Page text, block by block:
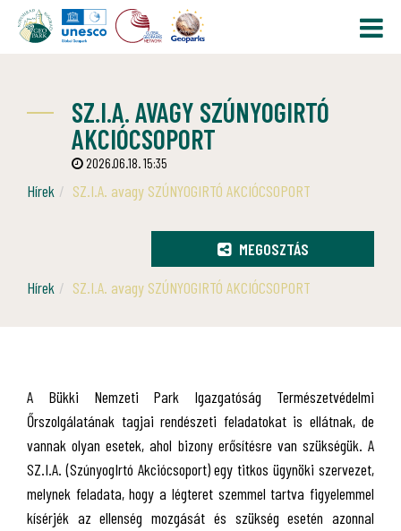
SZ.I.A. AVAGY SZÚNYOGIRTÓ
AKCIÓCSOPORT
2026.06.18. 15:35
Hírek SZ.I.A. avagy SZÚNYOGIRTÓ AKCIÓCSOPORT
MEGOSZTÁS
Hírek
SZ.I.A. avagy SZÚNYOGIRTÓ AKCIÓCSOPORT
A Bükki Nemzeti Park Igazgatóság Természetvédelmi
Őrszolgálatának tagjai rendészeti feladatokat is ellátnak, de
vannak olyan esetek, ahol bizony erősítésre van szükségük. A
SZ.I.A. (SzúnyogIrtó Akciócsoport) egy titkos ügynöki szervezet,
melynek feladata, hogy a légteret szemmel tartva figyelemmel
kísérjék az ellenség mozgását és szükség esetén azonnal